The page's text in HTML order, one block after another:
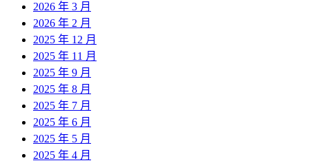
2026 年 3 月
2026 年 2 月
2025 年 12 月
2025 年 11 月
2025 年 9 月
2025 年 8 月
2025 年 7 月
2025 年 6 月
2025 年 5 月
2025 年 4 月